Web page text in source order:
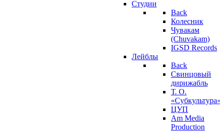
Студии
Back
Колесник
Чувакам
(Chuvakam)
IGSD Records
Лейблы
Back
Свинцовый
дирижабль
Т. О.
ЦУП
Am Media
Production